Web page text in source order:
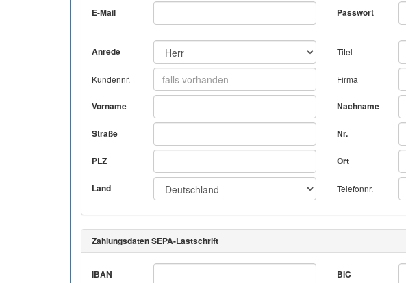
E-Mail Passwort
Anrede Titel
Kundennr. Firma
Vorname Nachname
Straße Nr.
PLZ Ort
Land Telefonnr.
Zahlungsdaten SEPA-Lastschrift
IBAN BIC